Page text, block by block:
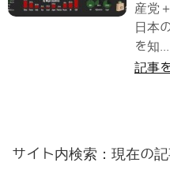
産党
日本
を知...
記事
サイト内検索：現在